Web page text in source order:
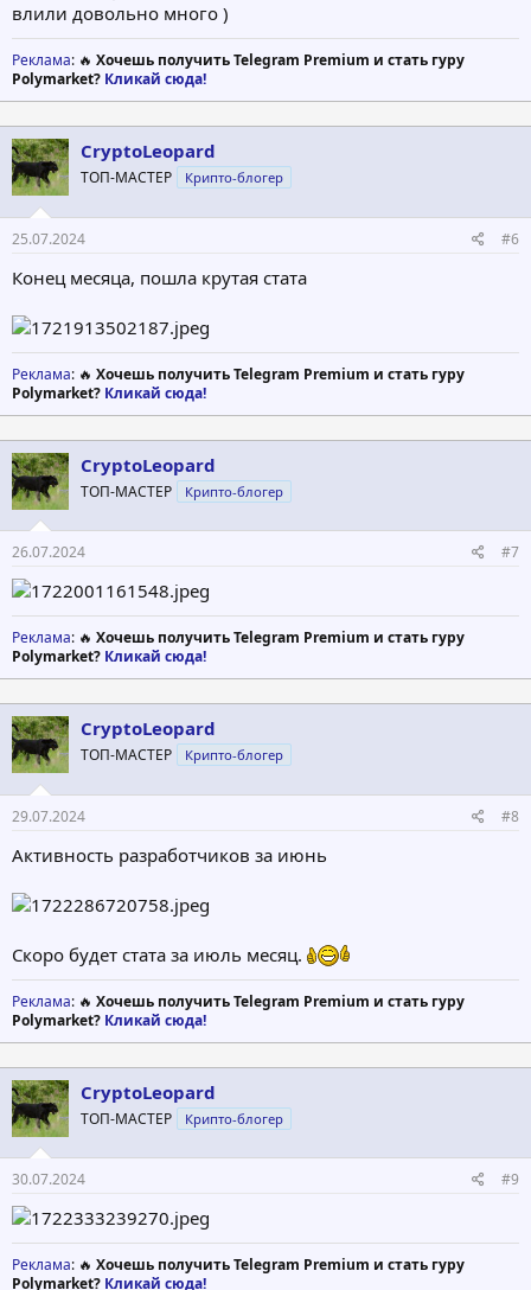
влили довольно много )
Реклама: 🔥 Хочешь получить Telegram Premium и стать гуру
Polymarket? Кликай сюда!
CryptoLeopard
ТОП-МАСТЕР Крипто-блогер
25.07.2024 #6
Конец месяца, пошла крутая стата
Реклама: 🔥 Хочешь получить Telegram Premium и стать гуру
Polymarket? Кликай сюда!
CryptoLeopard
ТОП-МАСТЕР Крипто-блогер
26.07.2024 #7
Реклама: 🔥 Хочешь получить Telegram Premium и стать гуру
Polymarket? Кликай сюда!
CryptoLeopard
ТОП-МАСТЕР Крипто-блогер
29.07.2024 #8
Активность разработчиков за июнь
Скоро будет стата за июль месяц.
Реклама: 🔥 Хочешь получить Telegram Premium и стать гуру
Polymarket? Кликай сюда!
CryptoLeopard
ТОП-МАСТЕР Крипто-блогер
30.07.2024 #9
Реклама: 🔥 Хочешь получить Telegram Premium и стать гуру
Polymarket? Кликай сюда!